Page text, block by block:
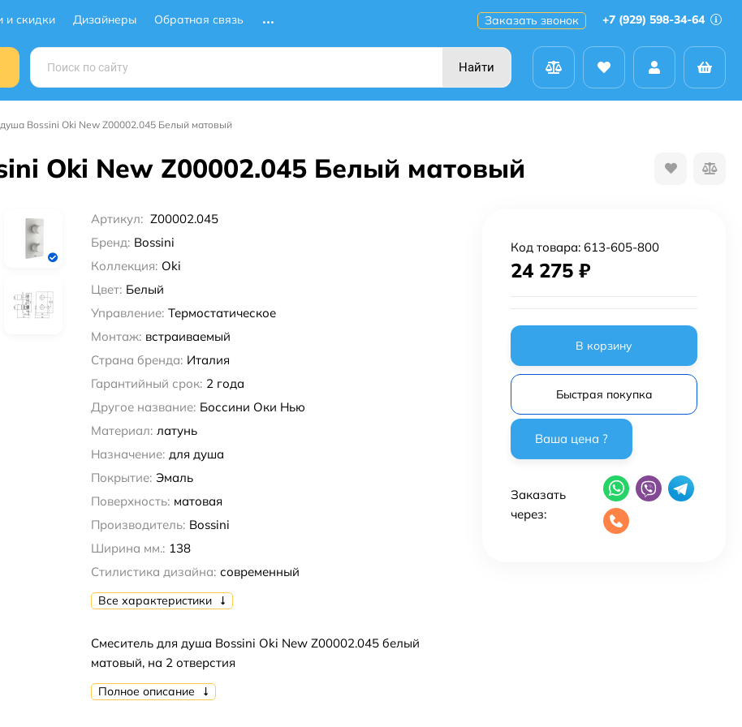
и скидки Дизайнеры Обратная связь Заказать звонок +7 (929) 598-34-64
Найти
Bossini Oki New Z00002.045 Белый матовый
Oki New Z00002.045 Белый матовый
Артикул: Z00002.045
Бренд: Bossini
Коллекция: Oki
Цвет: Белый
Управление: Термостатическое
Монтаж: встраиваемый
Страна бренда: Италия
Гарантийный срок: 2 года
Другое название: Боссини Оки Нью
Материал: латунь
Назначение: для душа
Покрытие: Эмаль
Поверхность: матовая
Производитель: Bossini
Ширина мм.: 138
Стилистика дизайна: современный
Все характеристики
Смеситель для душа Bossini Oki New Z00002.045 белый
матовый, на 2 отверстия
Полное описание
Код товара: 613-605-800
24 275 ₽
В корзину
Быстрая покупка
Заказать
через: